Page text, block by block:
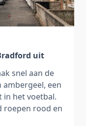
uit
snel aan de
een
in het voetbal.
roepen rood en